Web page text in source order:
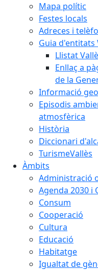
Mapa polític
Festes locals
Adreces i
Guia d'entitats
Llistat
Enllaç a
de la
Informació
Episodis
atmosfèrica
Història
Diccionari
TurismeVallès
Àmbits
Administració
Agenda 2030 i
Consum
Cooperació
Cultura
Educació
Habitatge
Igualtat de